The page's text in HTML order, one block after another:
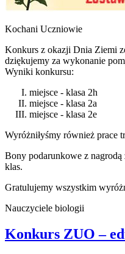
Kochani Uczniowie
Konkurs z okazji Dnia Ziemi
dziękujemy za wykonanie
Wyniki konkursu:
miejsce - klasa 2h
miejsce - klasa 2a
miejsce - klasa 2e
Wyróżniłyśmy również prace
Bony podarunkowe z
klas.
Gratulujemy wszystkim
Nauczyciele biologii
Konkurs ZUO –